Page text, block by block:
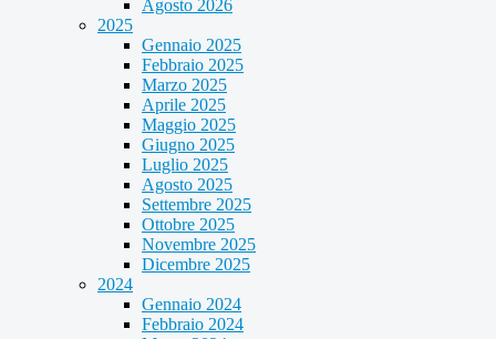
Agosto 2026
2025
Gennaio 2025
Febbraio 2025
Marzo 2025
Aprile 2025
Maggio 2025
Giugno 2025
Luglio 2025
Agosto 2025
Settembre 2025
Ottobre 2025
Novembre 2025
Dicembre 2025
2024
Gennaio 2024
Febbraio 2024